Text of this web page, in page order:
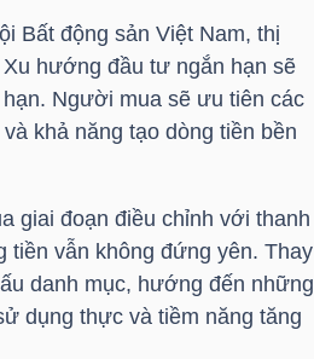
Bất động sản Việt Nam, thị
hướng đầu tư ngắn hạn sẽ
Người mua sẽ ưu tiên các
khả năng tạo dòng tiền bền
giai đoạn điều chỉnh với thanh
tiền vẫn không đứng yên. Thay
danh mục, hướng đến những
dụng thực và tiềm năng tăng